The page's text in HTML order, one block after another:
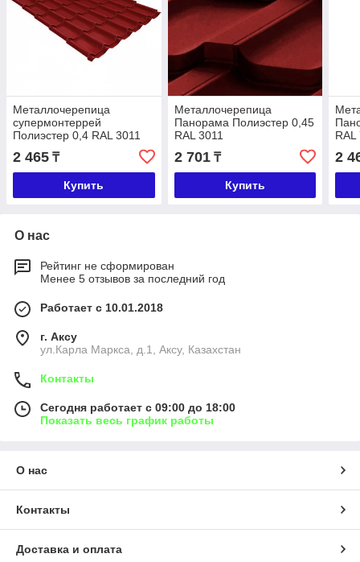
Металлочерепица
супермонтеррей
Полиэстер 0,4 RAL 3011
2 465 ₸
Купить
Металлочерепица
Панорама Полиэстер 0,45
RAL 3011
2 701₸
Купить
RAL
2
О нас
Рейтинг не сформирован
Менее 5 отзывов за последний год
Работает с 10.01.2018
г. Аксу
ул.Карла Маркса, д.1, Аксу, Казахстан
Контакты
Сегодня работает с 09:00 до 18:00
Показать весь график работы
О нас
Контакты
Доставка и оплата